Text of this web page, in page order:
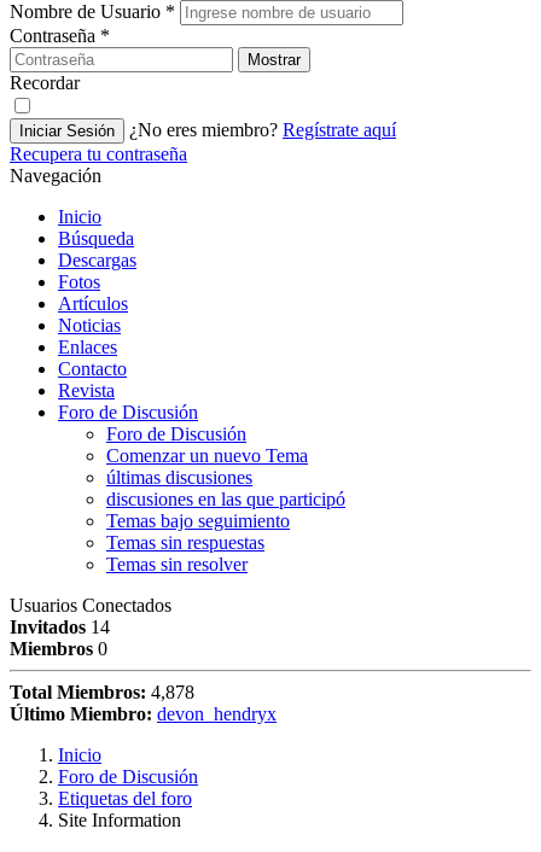
Nombre de Usuario *
Contraseña *
Mostrar
Recordar
Iniciar Sesión ¿No eres miembro? Regístrate aquí
Recupera tu contraseña
Navegación
Inicio
Búsqueda
Descargas
Fotos
Artículos
Noticias
Enlaces
Contacto
Revista
Foro de Discusión
Foro de Discusión
Comenzar un nuevo Tema
últimas discusiones
discusiones en las que participó
Temas bajo seguimiento
Temas sin respuestas
Temas sin resolver
Usuarios Conectados
Invitados 14
Miembros 0
Total Miembros: 4,878
Último Miembro: devon_hendryx
Inicio
Foro de Discusión
Etiquetas del foro
Site Information